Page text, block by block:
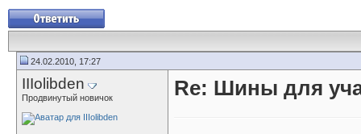
24.02.2010, 17:27
IIIolibden
Продвинутый новичок Re: Шины для